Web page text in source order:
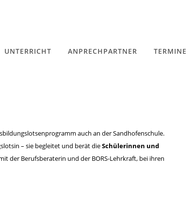
UNTERRICHT ANPRECHPARTNER TERMINE
auch an der Sandhofenschule.
– sie begleitet und berät dieSchülerinnen und
der Berufsberaterin und der BORS-Lehrkraft, bei ihren